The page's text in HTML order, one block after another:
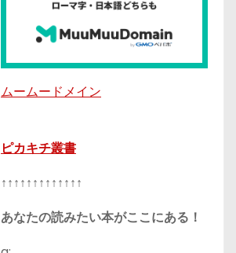
ムームードメイン
ピカキチ叢書
↑↑↑↑↑↑↑↑↑↑↑↑↑
あなたの読みたい本がここにある！